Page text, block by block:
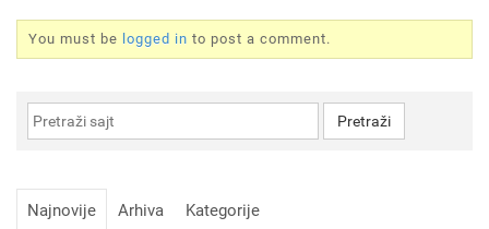
You must be logged in to post a comment.
Najnovije Arhiva Kategorije